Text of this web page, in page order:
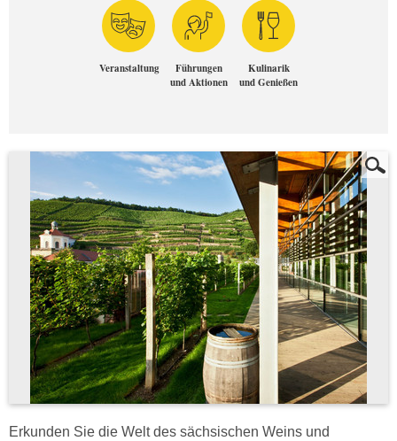
Veranstaltung
Führungen
und Aktionen
Kulinarik
und Genießen
Erkunden Sie die Welt des sächsischen Weins und